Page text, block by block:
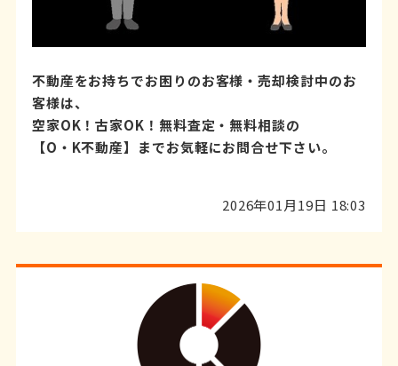
不動産をお持ちでお困りのお客様・売却検討中のお
客様は、
空家OK！古家OK！無料査定・無料相談の
【O・K不動産】までお気軽にお問合せ下さい。
2026年01月19日 18:03